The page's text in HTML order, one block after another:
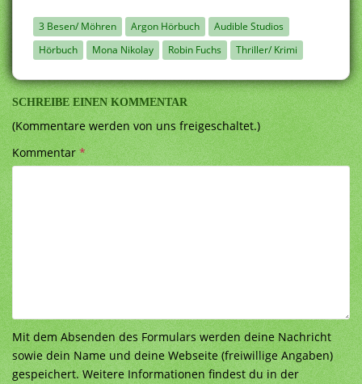
3 Besen/ Möhren Argon Hörbuch
Audible Studios
Hörbuch
Mona Nikolay Robin Fuchs Thriller/ Krimi
SCHREIBE EINEN KOMMENTAR
(Kommentare werden von uns freigeschaltet.)
Kommentar*
Mit dem Absenden des Formulars werden deine Nachricht
sowie dein Name und deine Webseite (freiwillige Angaben)
gespeichert. Weitere Informationen findest du in der